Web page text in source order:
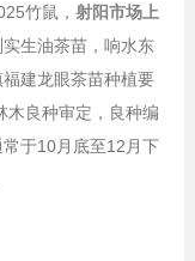
竹鼠， 射阳市场上
生油茶苗，响水东
建龙眼茶苗种植要
木良种审定，良种编
于10月底至12月下